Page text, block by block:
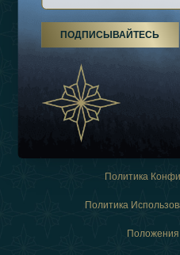
О
Виды
Политика
Политика
ПОДПИСЫВАЙТЕСЬ